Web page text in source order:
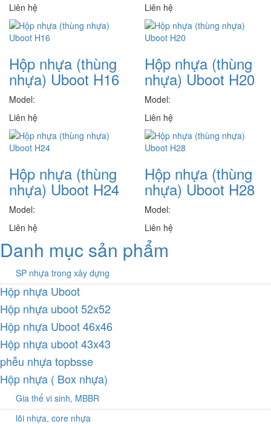
Liên hệ
Liên hệ
Hộp nhựa (thùng
nhựa) Uboot H16
Model:
Liên hệ
Hộp nhựa (thùng
nhựa) Uboot H20
Model:
Liên hệ
Hộp nhựa (thùng
nhựa) Uboot H24
Model:
Liên hệ
Hộp nhựa (thùng
nhựa) Uboot H28
Model:
Liên hệ
Danh mục sản phẩm
SP nhựa trong xây dựng
Hộp nhựa Uboot
Hộp nhựa uboot 52x52
Hộp nhựa Uboot 46x46
Hộp nhựa uboot 43x43
phễu nhựa topbsse
Hộp nhựa ( Box nhựa)
Gia thể vi sinh, MBBR
lõi nhựa, core nhựa